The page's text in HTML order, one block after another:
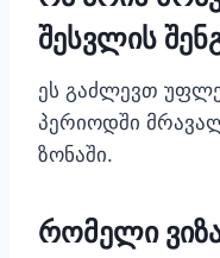
შესვლის
ეს გაძლევთ
პერიოდში
ზონაში.
რომელი